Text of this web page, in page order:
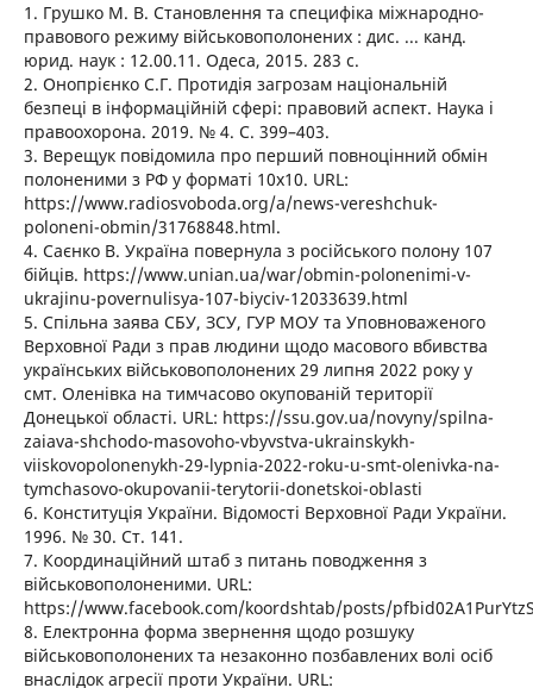
1. Грушко М. В. Становлення та специфіка міжнародно-
правового режиму військовополонених : дис. ... канд.
юрид. наук : 12.00.11. Одеса, 2015. 283 с.
2. Онопрієнко С.Г. Протидія загрозам національній
безпеці в інформаційній сфері: правовий аспект. Наука і
правоохорона. 2019. № 4. С. 399–403.
3. Верещук повідомила про перший повноцінний обмін
полоненими з РФ у форматі 10х10. URL:
https://www.radiosvoboda.org/a/news-vereshchuk-
poloneni-obmin/31768848.html.
4. Саєнко В. Україна повернула з російського полону 107
бійців. https://www.unian.ua/war/obmin-polonenimi-v-
ukrajinu-povernulisya-107-biyciv-12033639.html
5. Спільна заява СБУ, ЗСУ, ГУР МОУ та Уповноваженого
Верховної Ради з прав людини щодо масового вбивства
українських військовополонених 29 липня 2022 року у
смт. Оленівка на тимчасово окупованій території
Донецької області. URL: https://ssu.gov.ua/novyny/spilna-
zaiava-shchodo-masovoho-vbyvstva-ukrainskykh-
viiskovopolonenykh-29-lypnia-2022-roku-u-smt-olenivka-na-
tymchasovo-okupovanii-terytorii-donetskoi-oblasti
6. Конституція України. Відомості Верховної Ради України.
1996. № 30. Ст. 141.
7. Координаційний штаб з питань поводження з
військовополоненими. URL:
https://www.facebook.com/koordshtab/posts/
8. Електронна форма звернення щодо розшуку
військовополонених та незаконно позбавлених волі осіб
внаслідок агресії проти України. URL: